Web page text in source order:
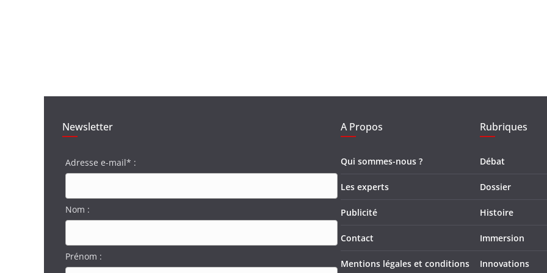
Newsletter
Adresse e-mail* :
Nom :
Prénom :
A Propos
Qui sommes-nous ?
Les experts
Publicité
Contact
Mentions légales et conditions
Rubriques
Débat
Dossier
Histoire
Immersion
Innovations